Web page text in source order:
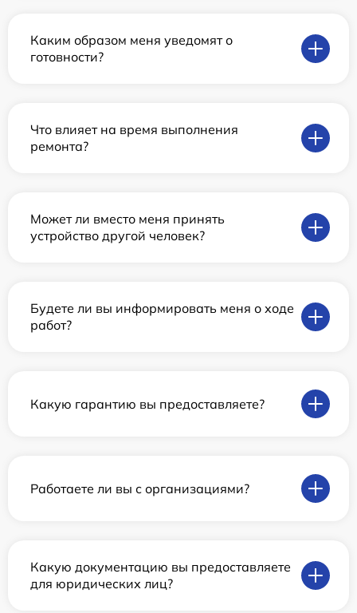
Каким образом меня уведомят о
готовности?
Что влияет на время выполнения
ремонта?
Может ли вместо меня принять
устройство другой человек?
Будете ли вы информировать меня о ходе
работ?
Какую гарантию вы предоставляете?
Работаете ли вы с организациями?
Какую документацию вы предоставляете
для юридических лиц?